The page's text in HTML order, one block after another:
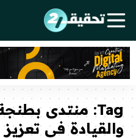
Tag: منتدى
والقيادة في